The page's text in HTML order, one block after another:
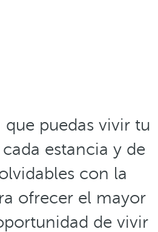
puedas vivir tu
estancia y de
con la
ofrecer el mayor
de vivir